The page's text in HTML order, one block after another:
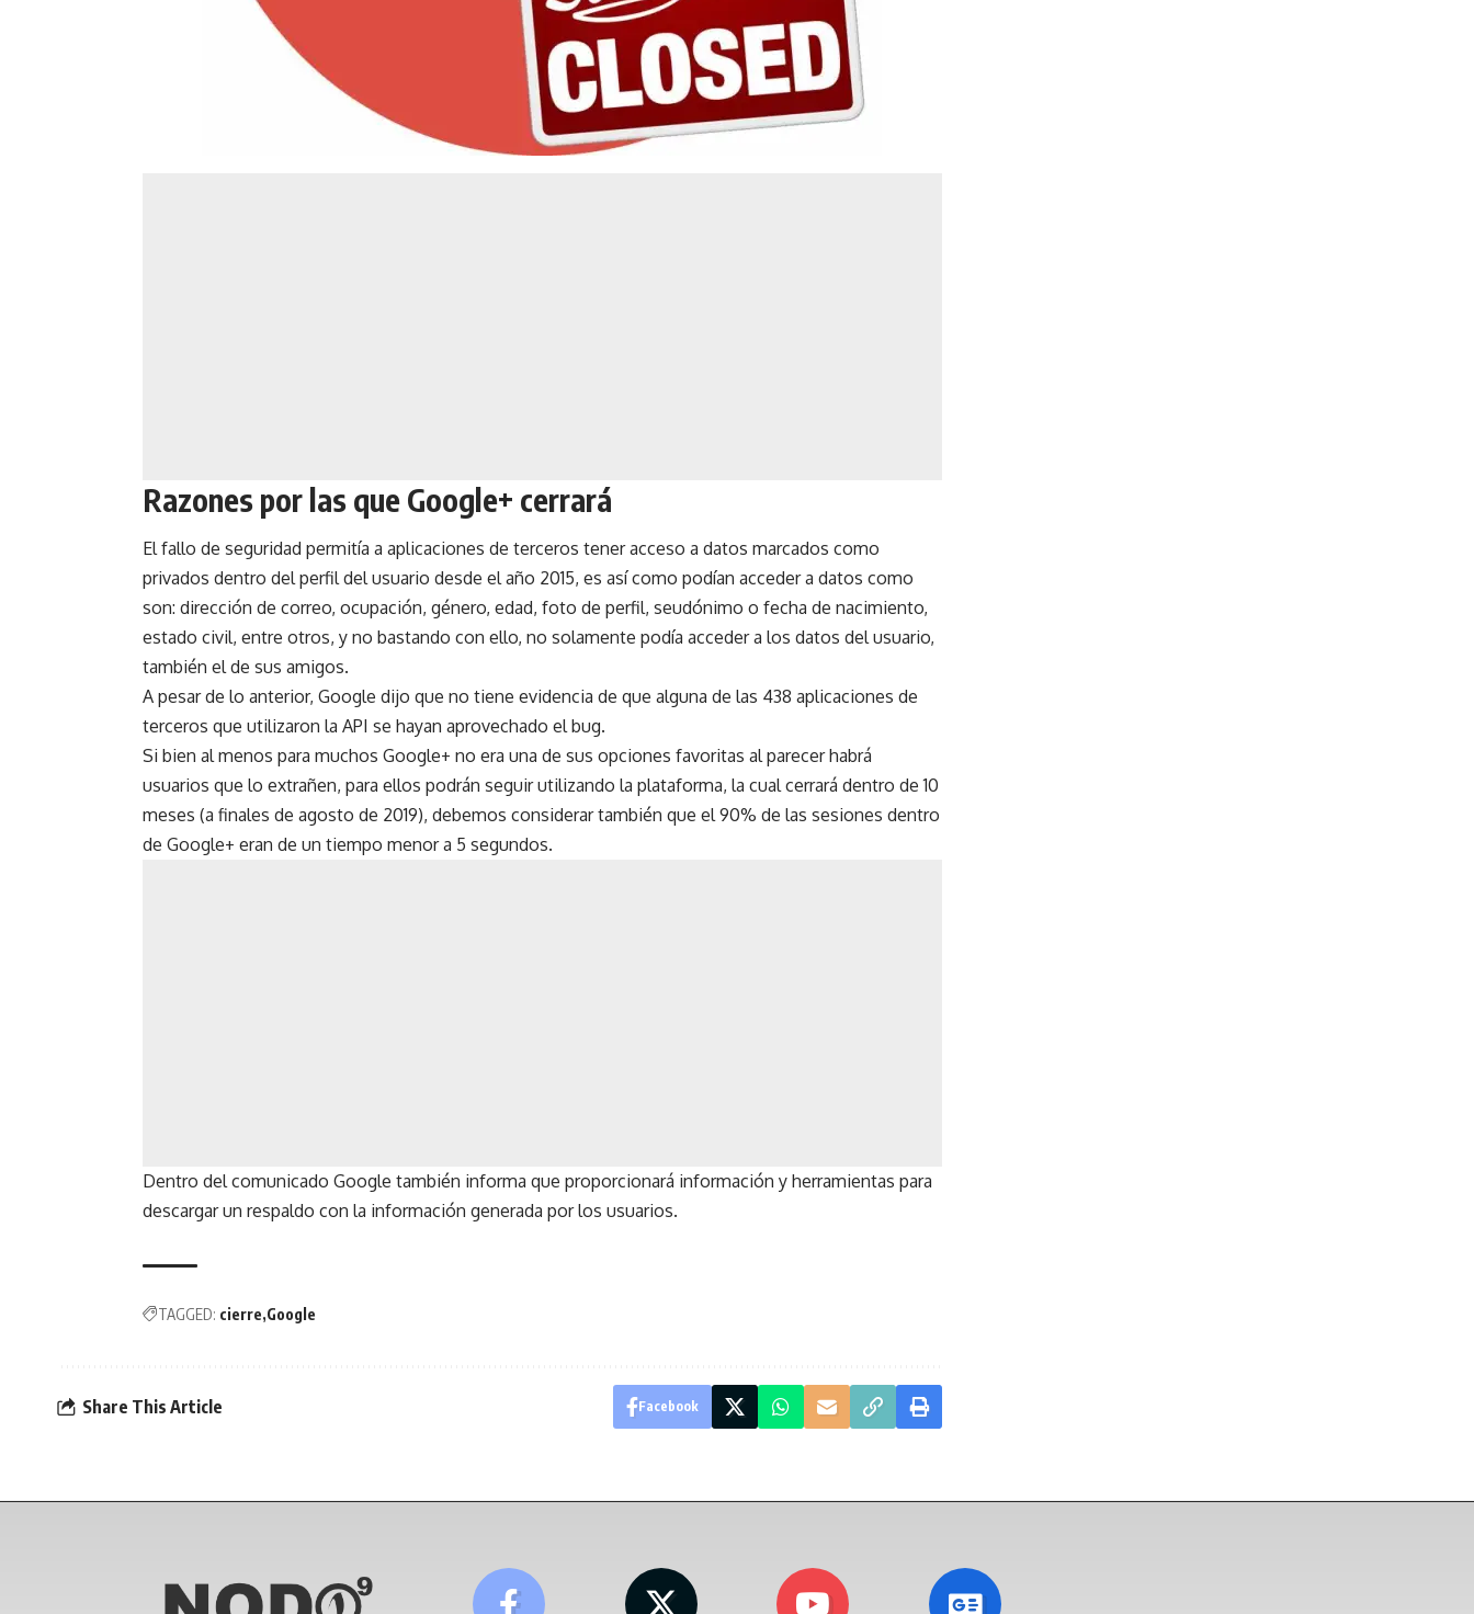
Razones por las que Google+ cerrará
El fallo de seguridad permitía a aplicaciones de terceros tener acceso a datos marcados como
privados dentro del perfil del usuario desde el año 2015, es así como podían acceder a datos como
son: dirección de correo, ocupación, género, edad, foto de perfil, seudónimo o fecha de nacimiento,
estado civil, entre otros, y no bastando con ello, no solamente podía acceder a los datos del usuario,
también el de sus amigos.
A pesar de lo anterior, Google dijo que no tiene evidencia de que alguna de las 438 aplicaciones de
terceros que utilizaron la API se hayan aprovechado el bug.
Si bien al menos para muchos Google+ no era una de sus opciones favoritas al parecer habrá
usuarios que lo extrañen, para ellos podrán seguir utilizando la plataforma, la cual cerrará dentro de 10
meses (a finales de agosto de 2019), debemos considerar también que el 90% de las sesiones dentro
de Google+ eran de un tiempo menor a 5 segundos.
Dentro del comunicado Google también informa que proporcionará información y herramientas para
descargar un respaldo con la información generada por los usuarios.
TAGGED: cierre Google
Share This Article Facebook